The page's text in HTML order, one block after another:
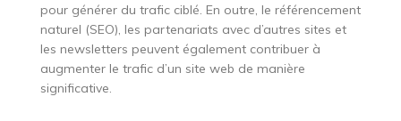
pour générer du trafic ciblé. En outre, le référencement
naturel (SEO), les partenariats avec d’autres sites et
les newsletters peuvent également contribuer à
augmenter le trafic d’un site web de manière
significative.